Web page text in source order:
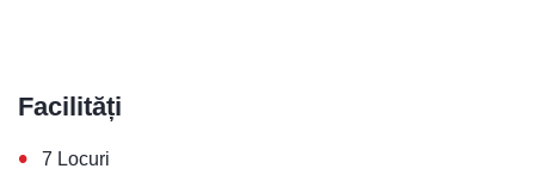
Facilități
• 7 Locuri